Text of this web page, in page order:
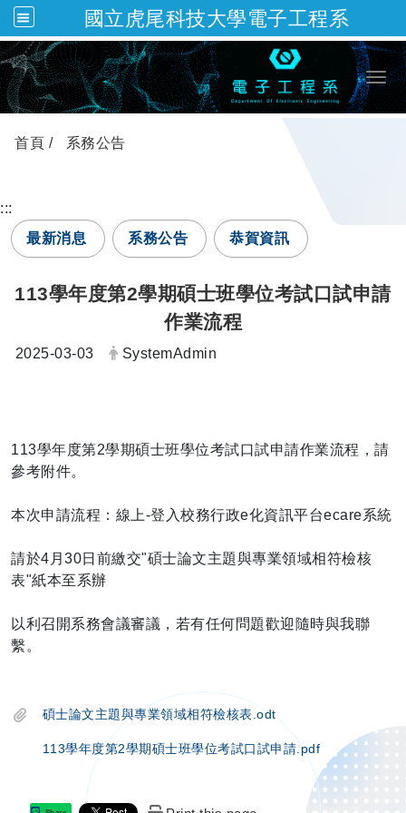
國立虎尾科技大學電子工程系
跳到主要內容
首頁 系務公告
:::
最新消息
系務公告 恭賀資訊
113學年度第2學期碩士班學位考試口試申請
作業流程
日期：
2025-03-03 發布者：
SystemAdmin
113學年度第2學期碩士班學位考試口試申請作業流程，請
參考附件。
本次申請流程：線上-登入校務行政e化資訊平台ecare系統
請於4月30日前繳交"碩士論文主題與專業領域相符檢核
表"紙本至系辦
以利召開系務會議審議，若有任何問題歡迎隨時與我聯
繫。
碩士論文主題與專業領域相符檢核表.odt
113學年度第2學期碩士班學位考試口試申請.pdf